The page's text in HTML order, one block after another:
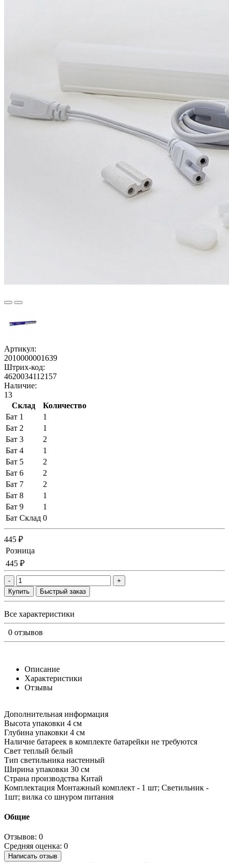
Артикул:
2010000001639
Штрих-код:
4620034112157
Наличие:
13
Склад
Количество
Бат 1
1
Бат 2
1
Бат 3
2
Бат 4
1
Бат 5
2
Бат 6
2
Бат 7
2
Бат 8
1
Бат 9
1
Бат Склад 0
445 ₽
Розница
445 ₽
-
+
Купить
Быстрый заказ
Все характеристики
0 отзывов
Описание
Характеристики
Отзывы
Дополнительная информация
Высота упаковки 4 см
Глубина упаковки 4 см
Наличие батареек в комплекте батарейки не требуются
Свет теплый белый
Тип светильника настенный
Ширина упаковки 30 см
Страна производства Китай
Комплектация Монтажный комплект - 1 шт; Светильник -
1шт; вилка со шнуром питания
Общие
Отзывов: 0
Средняя оценка: 0
Написать отзыв